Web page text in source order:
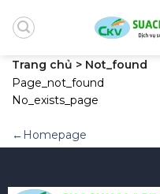
content
Trang chủ > Not_found
Page_not_found
No_exists_page
←Homepage